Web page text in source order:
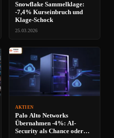
Snowflake Sammelklage:
-7,4% Kurseinbruch und
Klage-Schock
25.03.2026
AKTIEN
Palo Alto Networks
Übernahmen -4%: AI-
Security als Chance oder